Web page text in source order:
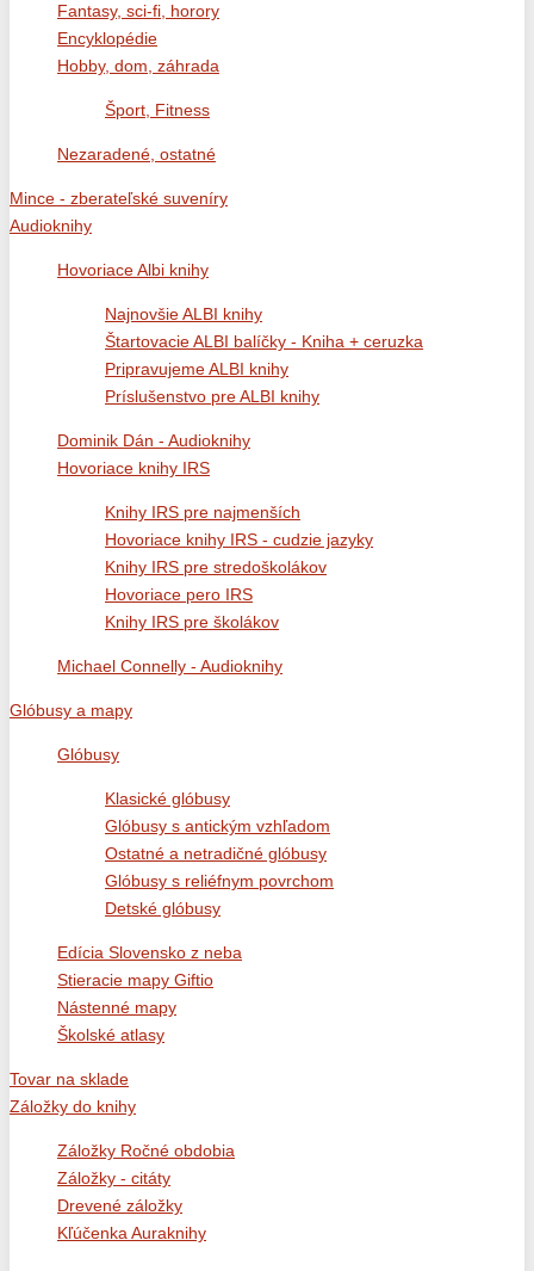
Fantasy, sci-fi, horory
Encyklopédie
Hobby, dom, záhrada
Šport, Fitness
Nezaradené, ostatné
Mince - zberateľské suveníry
Audioknihy
Hovoriace Albi knihy
Najnovšie ALBI knihy
Štartovacie ALBI balíčky - Kniha + ceruzka
Pripravujeme ALBI knihy
Príslušenstvo pre ALBI knihy
Dominik Dán - Audioknihy
Hovoriace knihy IRS
Knihy IRS pre najmenších
Hovoriace knihy IRS - cudzie jazyky
Knihy IRS pre stredoškolákov
Hovoriace pero IRS
Knihy IRS pre školákov
Michael Connelly - Audioknihy
Glóbusy a mapy
Glóbusy
Klasické glóbusy
Glóbusy s antickým vzhľadom
Ostatné a netradičné glóbusy
Glóbusy s reliéfnym povrchom
Detské glóbusy
Edícia Slovensko z neba
Stieracie mapy Giftio
Nástenné mapy
Školské atlasy
Tovar na sklade
Záložky do knihy
Záložky Ročné obdobia
Záložky - citáty
Drevené záložky
Kľúčenka Auraknihy